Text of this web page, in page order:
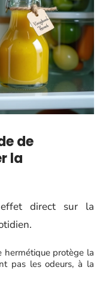
de
la
direct sur la
hermétique protège la
pas les odeurs, à la